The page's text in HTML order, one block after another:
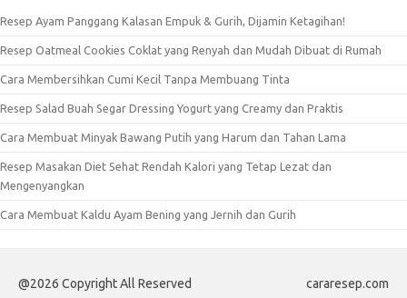
Resep Ayam Panggang Kalasan Empuk & Gurih, Dijamin Ketagihan!
Resep Oatmeal Cookies Coklat yang Renyah dan Mudah Dibuat di Rumah
Cara Membersihkan Cumi Kecil Tanpa Membuang Tinta
Resep Salad Buah Segar Dressing Yogurt yang Creamy dan Praktis
Cara Membuat Minyak Bawang Putih yang Harum dan Tahan Lama
Resep Masakan Diet Sehat Rendah Kalori yang Tetap Lezat dan
Mengenyangkan
Cara Membuat Kaldu Ayam Bening yang Jernih dan Gurih
@2026 Copyright All Reserved cararesep.com